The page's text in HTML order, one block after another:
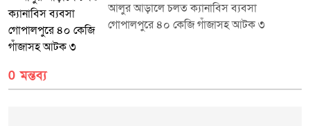
প্রধানগণকে সরকারের উন্নয়ন লক্ষ্যমাত্রা অর্জনে নিষ্ঠার সাথে কাজ করার দিকনির্দেশনা
প্রদান করেন।প্রচারে: মিডিয়া সেল, জেলা প্রশাসকের কার্যালয়, শেরপুর।
আলুর আড়ালে চলত ক্যানাবিস ব্যবসা
গোপালপুরে ৪০ কেজি গাঁজাসহ আটক ৩
0 মন্তব্য